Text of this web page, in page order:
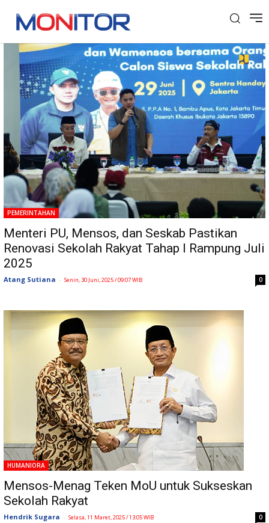
Tag: Mensos
PEMERINTAHAN
Menteri PU, Mensos, dan Seskab Pastikan
Renovasi Sekolah Rakyat Tahap I Rampung Juli
2025
Atang Sutiana - Senin, 30 Juni, 2025 / 09:07 WIB 0
HUMANIORA
Mensos-Menag Teken MoU untuk Sukseskan
Sekolah Rakyat
Hendrik Sugara - Selasa, 11 Maret, 2025 / 13:05 WIB 0